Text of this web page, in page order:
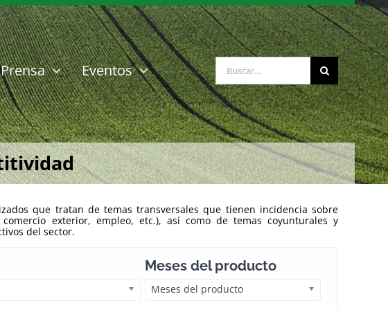
Eventos Buscar:
que tratan de temas transversales que tienen incidencia sobre
exterior, empleo, etc.), así como de temas coyunturales y
del sector.
Meses del producto
Meses del producto